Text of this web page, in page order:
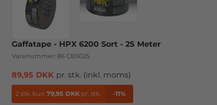
Gaffatape - HPX 6200 Sort - 25 Meter
Varenummer: 86 CB5025
89,95 DKK pr. stk. (inkl. moms)
2 stk. kun 79,95 DKK pr. stk. -11%